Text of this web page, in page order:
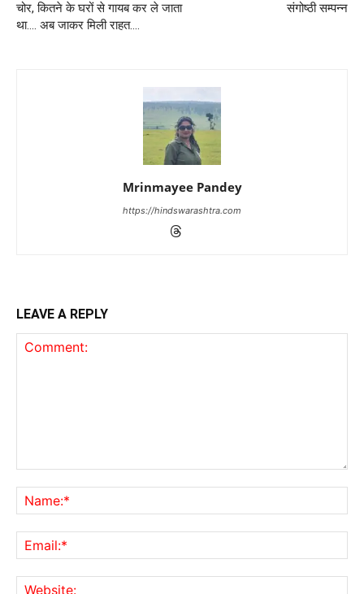
चोर, कितने के घरों से गायब कर ले जाता
था…. अब जाकर मिली राहत….
संगोष्ठी सम्पन्न
Mrinmayee Pandey
https://hindswarashtra.com
LEAVE A REPLY